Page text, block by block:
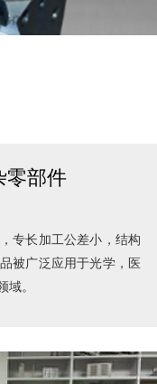
零部件
专长加工公差小，结构
被广泛应用于光学，医
。